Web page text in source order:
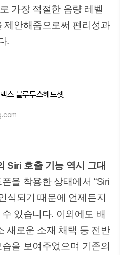
가장 적절한 음량 레벨
제안해줌으로써 편리성과
.
스 블루투스헤드셋
Siri 호출 기능 역시 그대
을 착용한 상태에서 “Siri
식되기 때문에 언제든지
있습니다. 이외에도 배
새로운 소재 채택 등 전반
을 보여주었으며 기존의